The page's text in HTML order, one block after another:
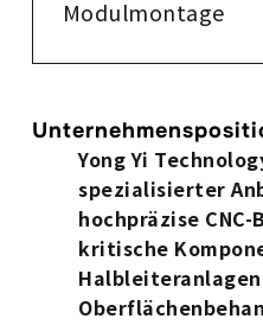
Modulmontage
Yong Yi
spezialisierter
hochpräzise
kritische